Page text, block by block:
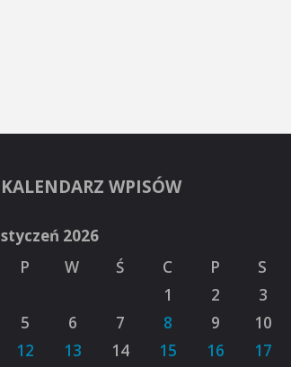
KALENDARZ WPISÓW
styczeń 2026
P
W Ś C P S
1
2 3
5
6 7 8 9 10
12
13 14 15 16 17